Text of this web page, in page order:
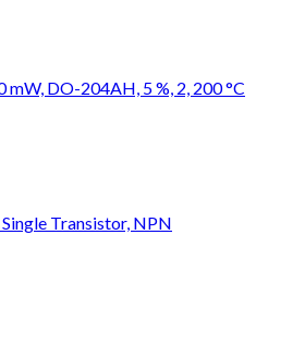
mW, DO-204AH, 5 %, 2, 200 °C
Transistor, NPN